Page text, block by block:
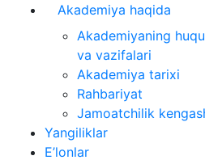
Akademiya haqida
Akademiyaning
va vazifalari
Akademiya tarixi
Rahbariyat
Jamoatchilik
Yangiliklar
E’lonlar